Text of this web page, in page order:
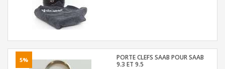
5%
PORTE CLEFS SAAB POUR SAAB
9.3 ET 9.5